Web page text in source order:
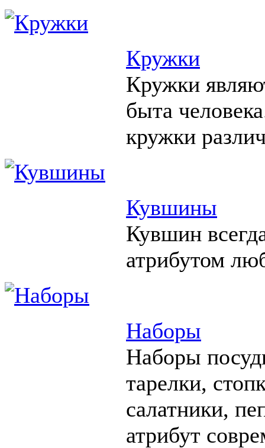
Кружки
Кружки
быта
кружки
Кувшины
Кувшин
атрибутом
Наборы
Наборы
тарелки,
салатники,
атрибут